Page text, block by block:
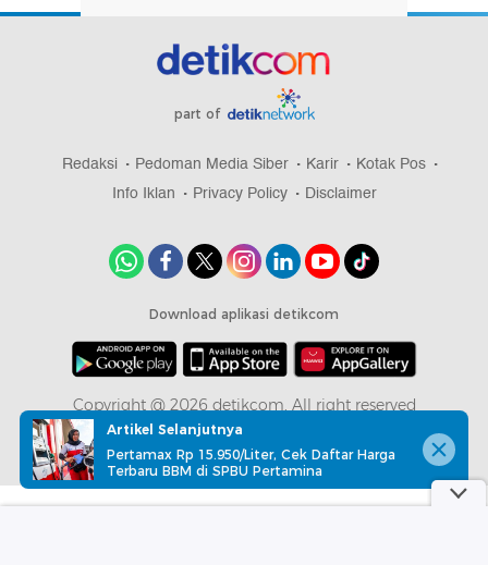
part of
Redaksi Pedoman Media Siber Karir
Kotak Pos
Info Iklan
Privacy Policy Disclaimer
Download aplikasi detikcom
Copyright @ 2026 detikcom, All right reserved
Artikel Selanjutnya
Pertamax Rp 15.950/Liter, Cek Daftar Harga
Terbaru BBM di SPBU Pertamina